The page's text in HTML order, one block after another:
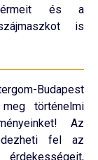
és a
is
Budapest
történelmi
Az
fel az